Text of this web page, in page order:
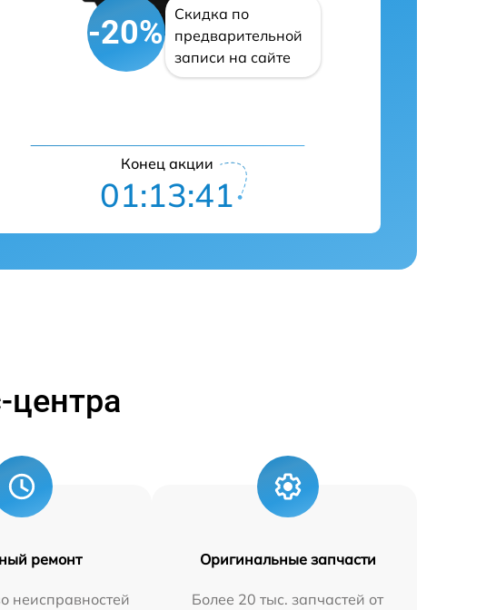
-20%
Скидка по
предварительной
записи на сайте
Конец акции
01:13:40
ремонт
неисправностей
Оригинальные запчасти
Более 20 тыс. запчастей от